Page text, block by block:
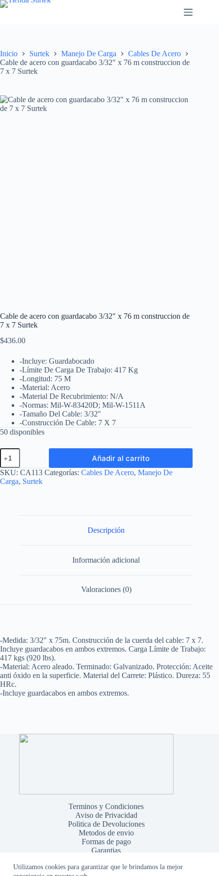
Saltar
Utilizamos cookies para garantizar que le brindamos la mejor
Inicio Surtek Manejo De Carga
Cables De Acero
Cable de acero con guardacabo 3/32″ x 76 m construccion de
7 x 7 Surtek
Cable de acero con guardacabo 3/32″ x 76 m construccion de
7 x 7 Surtek
$436.00
-Incluye: Guardabocado
-Límite De Carga De Trabajo: 417 Kg
-Longitud: 75 M
-Material: Acero
-Material De Recubrimiento: N/A
-Normas: Mil-W-83420D; Mil-W-1511A
-Tamaño Del Cable: 3/32″
-Construcción De Cable: 7 X 7
50 disponibles
Cable
de
acero
con
guardacabo
cantidad
Añadir al carrito
SKU: CA113 Categorías: Cables De Acero, Manejo De
Carga, Surtek
Descripción
Información adicional
Valoraciones (0)
-Medida: 3/32″ x 75m. Construcción de la cuerda del cable: 7 x 7.
Incluye guardacabos en ambos extremos. Carga Límite de Trabajo:
417 kgs (920 lbs).
-Material: Acero aleado. Terminado: Galvanizado. Protección: Aceite
anti óxido en la superficie. Material del Carrete: Plástico. Dureza: 55
HRc.
-Incluye guardacabos en ambos extremos.
Terminos y Condiciones
Aviso de Privacidad
Politica de Devoluciones
Metodos de envio
Formas de pago
Garantias